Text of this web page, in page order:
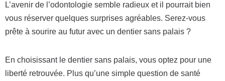
L’avenir de l’odontologie semble radieux et il pourrait bien
vous réserver quelques surprises agréables. Serez-vous
prête à sourire au futur avec un dentier sans palais ?
En choisissant le dentier sans palais, vous optez pour une
liberté retrouvée. Plus qu’une simple question de santé